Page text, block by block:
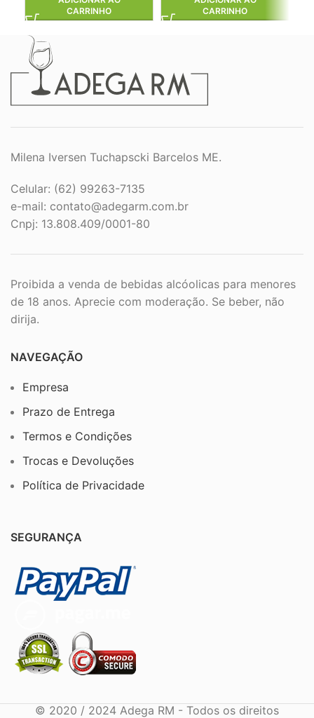
CARRINHO
CARRINHO
Milena Iversen Tuchapscki Barcelos ME.
Celular: (62) 99263-7135
e-mail: contato@adegarm.com.br
Cnpj: 13.808.409/0001-80
Proibida a venda de bebidas alcóolicas para menores
de 18 anos. Aprecie com moderação. Se beber, não
dirija.
NAVEGAÇÃO
Empresa
Prazo de Entrega
Termos e Condições
Trocas e Devoluções
Política de Privacidade
SEGURANÇA
© 2020 / 2024 Adega RM - Todos os direitos